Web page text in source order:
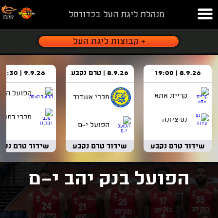
מנהלת ליגת העל בכדורסל
8.9.26 | 19:00
קריית אתא
נס ציונה
שידור טרם נקבע
8.9.26 | טרם נקבע
מכבי אשדוד
הפועל י-ם
שידור טרם נקבע
9.9.26 | 18:30
הפועל
מכבי רמת
שידור טרם
הפועל בנק יהב י-ם